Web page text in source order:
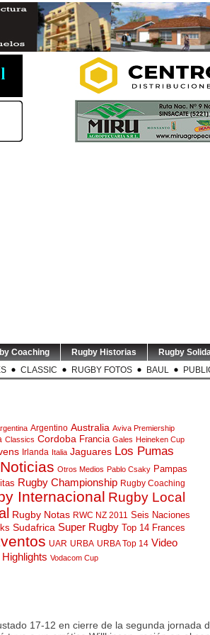
Coaching Rugby Historias Rugby
CLASSIC RUGBY FOTOS BAUL
Argentino Australia Aviva Premiership
Classics Cordoba Francia Gales Heineken Cup
Irlanda Italia Jaguares Los Pumas
Noticias Otros Medios Pablo Csaky Pampas
Rugby Championship Rugby Coaching
Internacional Rugby Local
Rugby Notas RWC NZ 2011 Seis Naciones
Sudafrica Super Rugby Top 14 Frances
UAR URBA URBA Top 14 Video
Highlights Vodacom Cup
17-12 en cierre de la segunda jornada
0
su gira...
TEST MATCH | ARG v RSA |
El entrenador de
3 0
Los entrenadores de...
Ramos